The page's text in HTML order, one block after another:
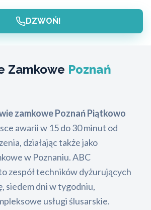
DZWOŃ!
Zamkowe Poznań
zamkowe Poznań Piątkowo
awarii w 15 do 30 minut od
działając także jako
w Poznaniu. ABC
zespół techników dyżurujących
siedem dni w tygodniu,
usługi ślusarskie.